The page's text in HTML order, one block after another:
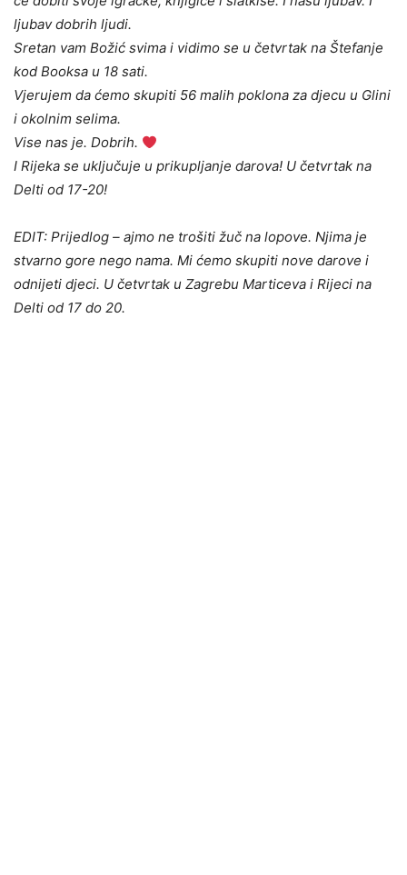
ljubav dobrih ljudi.
Sretan vam Božić svima i vidimo se u četvrtak na Štefanje
kod Booksa u 18 sati.
Vjerujem da ćemo skupiti 56 malih poklona za djecu u Glini
i okolnim selima.
Vise nas je. Dobrih.
I Rijeka se uključuje u prikupljanje darova! U četvrtak na
Delti od 17-20!
EDIT: Prijedlog – ajmo ne trošiti žuč na lopove. Njima je
stvarno gore nego nama. Mi ćemo skupiti nove darove i
odnijeti djeci. U četvrtak u Zagrebu Marticeva i Rijeci na
Delti od 17 do 20.